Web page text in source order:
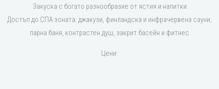
Закуска с богато разнообразие от ястия и напитки
Достъп до СПА зоната: джакузи, финландска и инфрачервена сауни,
парна баня, контрастен душ, закрит басейн и фитнес
Цени: